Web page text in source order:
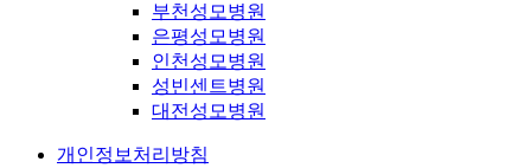
부천성모병원
은평성모병원
인천성모병원
성빈센트병원
대전성모병원
개인정보처리방침